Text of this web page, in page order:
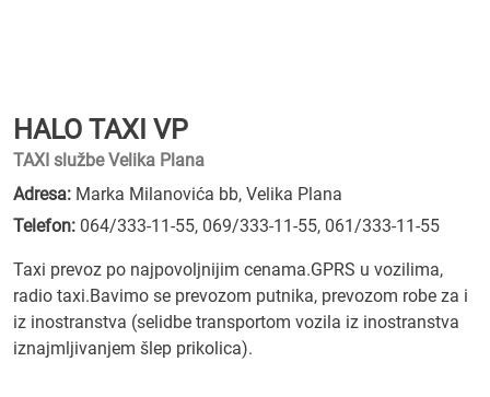
HALO TAXI VP
TAXI službe Velika Plana
Adresa: Marka Milanovića bb, Velika Plana
Telefon: 064/333-11-55, 069/333-11-55, 061/333-11-55
Taxi prevoz po najpovoljnijim cenama.GPRS u vozilima,
radio taxi.Bavimo se prevozom putnika, prevozom robe za i
iz inostranstva (selidbe transportom vozila iz inostranstva
iznajmljivanjem šlep prikolica).